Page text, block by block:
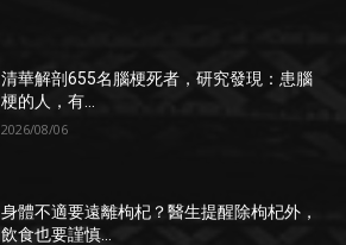
清華解剖655名腦梗死者，研究發現：患腦
梗的人，有...
2026/08/06
身體不適要遠離枸杞？醫生提醒除枸杞外，
飲食也要謹慎...